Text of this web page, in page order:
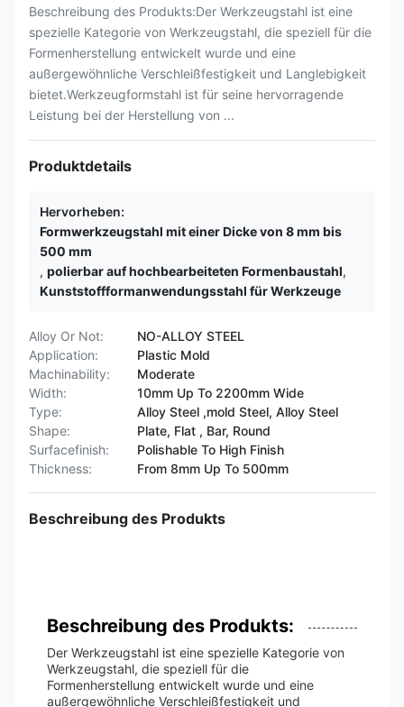
Beschreibung des Produkts:Der Werkzeugstahl ist eine
spezielle Kategorie von Werkzeugstahl, die speziell für die
Formenherstellung entwickelt wurde und eine
außergewöhnliche Verschleißfestigkeit und Langlebigkeit
bietet.Werkzeugformstahl ist für seine hervorragende
Leistung bei der Herstellung von ...
Produktdetails
Hervorheben:
Formwerkzeugstahl mit einer Dicke von 8 mm bis
500 mm
, polierbar auf hochbearbeiteten Formenbaustahl,
Kunststoffformanwendungsstahl für Werkzeuge
Alloy Or Not:
NO-ALLOY STEEL
Application:
Plastic Mold
Machinability:
Moderate
Width:
10mm Up To 2200mm Wide
Type:
Alloy Steel ,mold Steel, Alloy Steel
Shape:
Plate, Flat , Bar, Round
Surfacefinish:
Polishable To High Finish
Thickness:
From 8mm Up To 500mm
Beschreibung des Produkts
Beschreibung des Produkts:
Der Werkzeugstahl ist eine spezielle Kategorie von
Werkzeugstahl, die speziell für die
Formenherstellung entwickelt wurde und eine
außergewöhnliche Verschleißfestigkeit und